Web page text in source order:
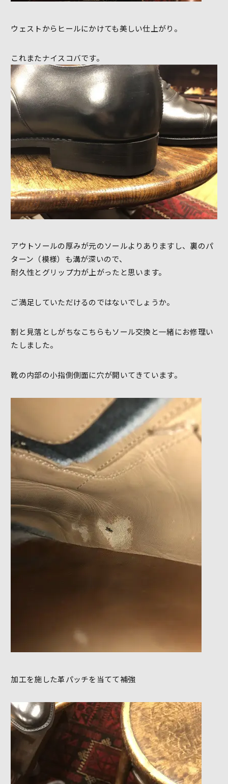
ウェストからヒールにかけても美しい仕上がり。
これまたナイスコバです。
アウトソールの厚みが元のソールよりありますし、裏のパ
ターン（模様）も溝が深いので、
耐久性とグリップ力が上がったと思います。
ご満足していただけるのではないでしょうか。
割と見落としがちなこちらもソール交換と一緒にお修理い
たしました。
靴の内部の小指側側面に穴が開いてきています。
加工を施した革パッチを当てて補強